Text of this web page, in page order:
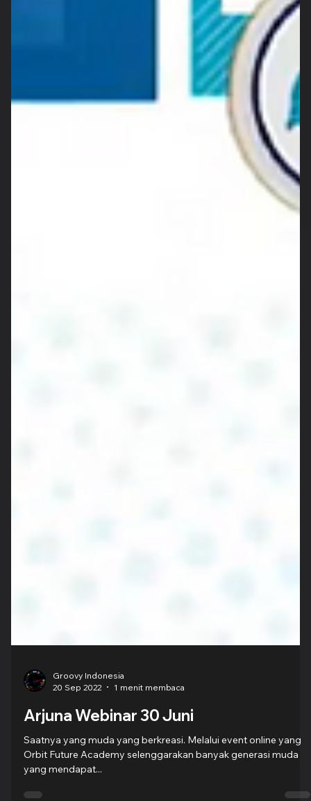
20 Sep 2022
1 menit membaca
Arjuna Webinar 30 Juni
Saatnya yang muda yang berkreasi. Melalui event online yang